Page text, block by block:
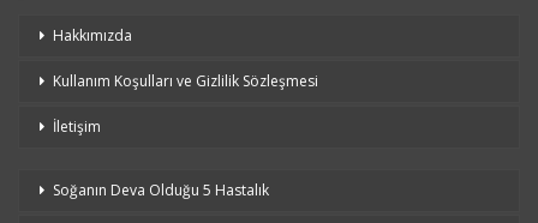
Hakkımızda
Kullanım Koşulları ve Gizlilik Sözleşmesi
İletişim
Soğanın Deva Olduğu 5 Hastalık